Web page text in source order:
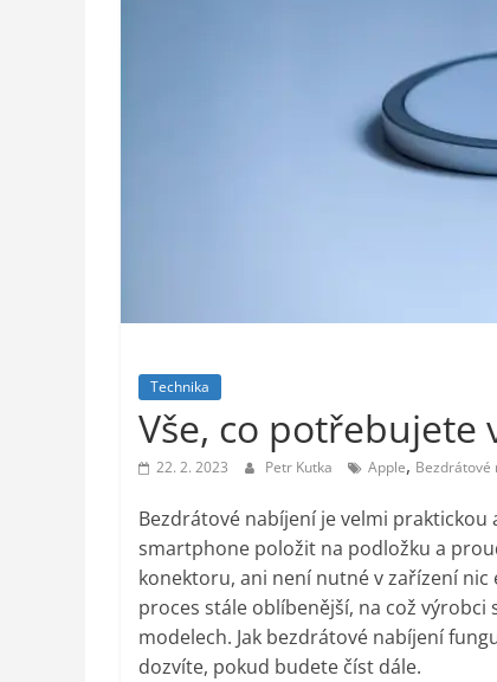
Technika
Vše, co
22. 2. 2023 Petr Kutka Apple, Bezdrátové
Bezdrátové nabíjení je velmi
smartphone položit na podložku a
konektoru, ani není nutné v zařízení
proces stále oblíbenější, na což
modelech. Jak bezdrátové nabíjení
dozvíte, pokud budete číst dále.